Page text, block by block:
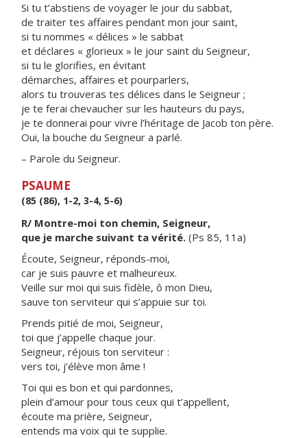
Si tu t’abstiens de voyager le jour du sabbat,
de traiter tes affaires pendant mon jour saint,
si tu nommes « délices » le sabbat
et déclares « glorieux » le jour saint du Seigneur,
si tu le glorifies, en évitant
démarches, affaires et pourparlers,
alors tu trouveras tes délices dans le Seigneur ;
je te ferai chevaucher sur les hauteurs du pays,
je te donnerai pour vivre l’héritage de Jacob ton père.
Oui, la bouche du Seigneur a parlé.
– Parole du Seigneur.
PSAUME
(85 (86), 1-2, 3-4, 5-6)
R/ Montre-moi ton chemin, Seigneur,
que je marche suivant ta vérité. (Ps 85, 11a)
Écoute, Seigneur, réponds-moi,
car je suis pauvre et malheureux.
Veille sur moi qui suis fidèle, ô mon Dieu,
sauve ton serviteur qui s’appuie sur toi.
Prends pitié de moi, Seigneur,
toi que j’appelle chaque jour.
Seigneur, réjouis ton serviteur :
vers toi, j’élève mon âme !
Toi qui es bon et qui pardonnes,
plein d’amour pour tous ceux qui t’appellent,
écoute ma prière, Seigneur,
entends ma voix qui te supplie.